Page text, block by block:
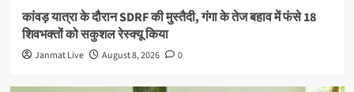
कांवड़ यात्रा के दौरान SDRF की मुस्तैदी, गंगा के तेज बहाव में फंसे 18
शिवभक्तों को सकुशल रेस्क्यू किया
Janmat Live August 8, 2026 0